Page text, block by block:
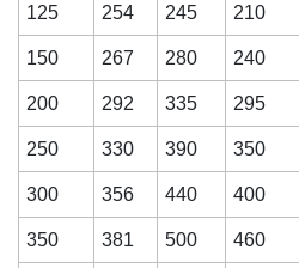
125 254 245 210
150 267 280 240
200 292 335 295
250 330 390 350
300 356 440 400
350 381 500 460